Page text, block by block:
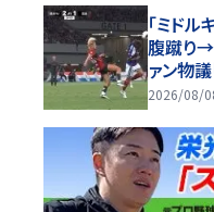
「ミド
腹蹴り→
ァン物議
からお祖
2026/08/